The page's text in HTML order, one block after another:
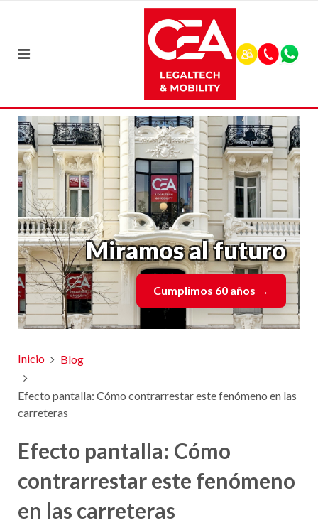
Miramos al futuro
Cumplimos 60 años →
Inicio Blog
Efecto pantalla: Cómo contrarrestar este fenómeno en las
carreteras
Efecto pantalla: Cómo
contrarrestar este fenómeno
en las carreteras